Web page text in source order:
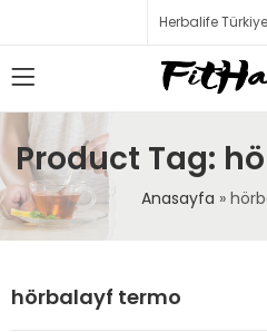
Herbalife
Product Tag:
Anasayfa »
hörbalayf termo